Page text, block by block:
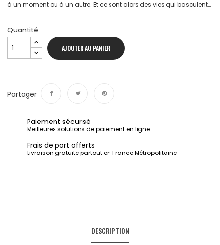
à un moment ou à un autre. Et ce sont alors des vies qui basculent…
Quantité
AJOUTER AU PANIER
Partager
Paiement sécurisé
Meilleures solutions de paiement en ligne
Frais de port offerts
Livraison gratuite partout en France Métropolitaine
DESCRIPTION